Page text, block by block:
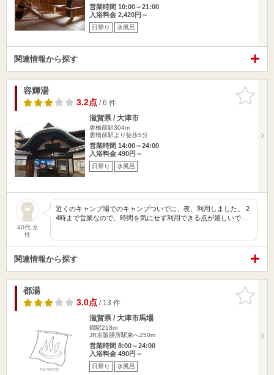
営業時間 10:00～21:00
入浴料金 2,420円～
日帰り 水風呂
関連情報から探す
お気に入
りに追加
容輝湯
3.2点/ 6 件
滋賀県 / 大津市
唐橋前駅304m
唐橋前駅より徒歩5分
営業時間 14:00～24:00
入浴料金 490円～
日帰り 水風呂
40代 女
性
近くのキャンプ場でのキャンプついでに、夜、利用しました。 2
4時まで営業なので、時間を気にせず利用できる点が嬉しいで…
関連情報から探す
お気に入
りに追加
都湯
3.0点/ 13 件
滋賀県 / 大津市馬場
錦駅218m
JR京阪膳所駅東へ250m
営業時間 8:00～24:00
入浴料金 490円～
日帰り 水風呂